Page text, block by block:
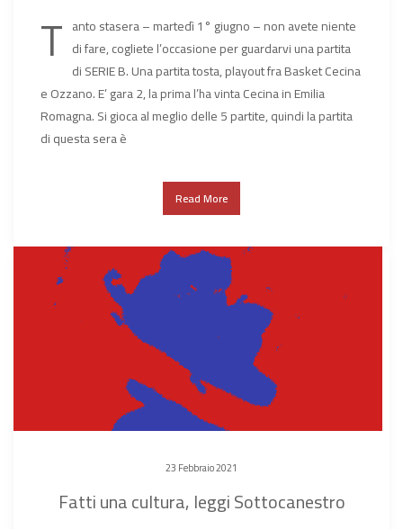
T anto stasera – martedì 1° giugno – non avete niente
di fare, cogliete l’occasione per guardarvi una partita
di SERIE B. Una partita tosta, playout fra Basket Cecina
e Ozzano. E’ gara 2, la prima l’ha vinta Cecina in Emilia
Romagna. Si gioca al meglio delle 5 partite, quindi la partita
di questa sera è
Read More
23 Febbraio 2021
Fatti una cultura, leggi Sottocanestro